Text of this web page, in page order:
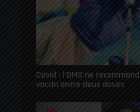
Covid : l’OMS ne
vaccin entre deux doses